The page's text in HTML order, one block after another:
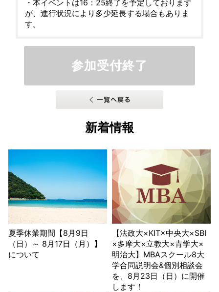
・本イベントは16：25終了を予定しております
が、進行状況により多少延長する場合もありま
す。
参加受付終了
新着情報
夏季休業期間【8月9日
（日）～ 8月17日（月）】
について
【法政大×KIT×中央大×SBI
×多摩大×立教大×青学大×
明治大】MBAスクール8大
学合同説明会&個別相談会
を、8月23日（日）に開催
します！